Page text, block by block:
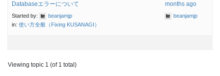
Databaseエラーについて
Started by:
beanjamjp
in: 使い方全般（Fixing KUSANAGI）
months ago
beanjamjp
Viewing topic 1 (of 1 total)